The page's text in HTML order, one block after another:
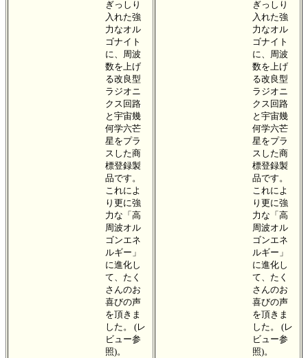
ぎっしり
入れた強
力なオル
ゴナイト
に、周波
数を上げ
る改良型
ラジオニ
クス回路
と宇宙幾
何学六芒
星をプラ
スした商
標登録製
品です。
これによ
り更に強
力な「高
周波オル
ゴンエネ
ルギー」
に進化し
て、たく
さんのお
喜びの声
を頂きま
した。 (レ
ビュー参
照)。
ぎっしり
入れた強
力なオル
ゴナイト
に、周波
数を上げ
る改良型
ラジオニ
クス回路
と宇宙幾
何学六芒
星をプラ
スした商
標登録製
品です。
これによ
り更に強
力な「高
周波オル
ゴンエネ
ルギー」
に進化し
て、たく
さんのお
喜びの声
を頂きま
した。 (レ
ビュー参
照)。